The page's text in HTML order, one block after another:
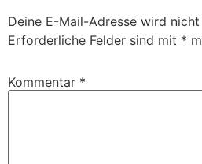
Deine E-Mail-Adresse wird
Erforderliche Felder sind mit *
Kommentar *